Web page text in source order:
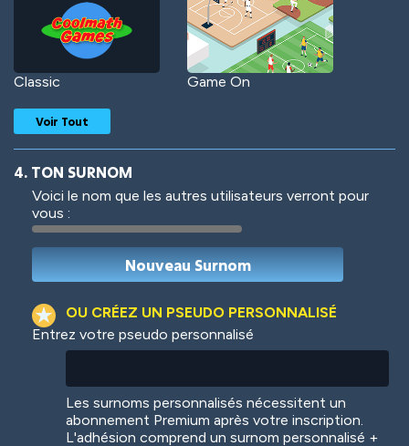
Classic Game On
Woof
Colorful
Voir Tout
4. TON SURNOM
Voici le nom que les autres utilisateurs verront pour
vous :
OU CRÉEZ UN PSEUDO PERSONNALISÉ
Entrez votre pseudo personnalisé
Les surnoms personnalisés nécessitent un
abonnement Premium après votre inscription.
L'adhésion comprend un surnom personnalisé +